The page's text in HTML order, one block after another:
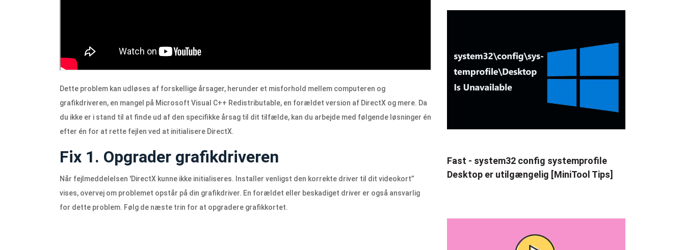
Dette problem kan udløses af forskellige årsager, herunder et misforhold mellem computeren og
grafikdriveren, en mangel på Microsoft Visual C++ Redistributable, en forældet version af DirectX og mere. Da
du ikke er i stand til at finde ud af den specifikke årsag til dit tilfælde, kan du arbejde med følgende løsninger én
efter én for at rette fejlen ved at initialisere DirectX.
Fix 1. Opgrader grafikdriveren
Når fejlmeddelelsen 'DirectX kunne ikke initialiseres. Installer venligst den korrekte driver til dit videokort”
vises, overvej om problemet opstår på din grafikdriver. En forældet eller beskadiget driver er også ansvarlig
for dette problem. Følg de næste trin for at opgradere grafikkortet.
Fast - system32 config systemprofile
Desktop er utilgængelig [MiniTool Tips]